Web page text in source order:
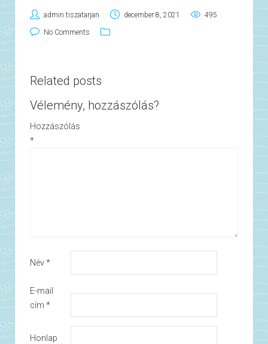
admin.tiszatarjan december 8, 2021 495
No Comments
Related posts
Vélemény, hozzászólás?
Hozzászólás
*
Név*
E-mail
cím *
Honlap